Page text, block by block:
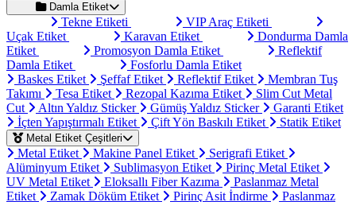
Damla Etiket
Tekne Etiketi
VIP Araç Etiketi
Uçak Etiket
Karavan Etiket
Dondurma Damla
Etiket
Promosyon Damla Etiket
Reflektif
Damla Etiket
Fosforlu Damla Etiket
Baskes Etiket
Şeffaf Etiket Reflektif Etiket
Membran Tuş
Takımı
Tesa Etiket Rezopal Kazıma Etiket
Slim Cut Metal
Cut
Altın Yaldız Sticker Gümüş Yaldız Sticker
Garanti Etiket
İçten Yapıştırmalı Etiket
Çift Yön Baskılı Etiket Statik Etiket
Metal Etiket Çeşitleri
Metal Etiket Makine Panel Etiket
Serigrafi Etiket
Alüminyum Etiket
Sublimasyon Etiket
Pirinç Metal Etiket
UV Metal Etiket
Eloksallı Fiber Kazıma
Paslanmaz Metal
Etiket
Zamak Döküm Etiket Pirinç Asit İndirme
Paslanmaz